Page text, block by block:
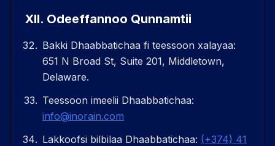
XII. Odeeffannoo Qunnamtii
Bakki Dhaabbatichaa fi teessoon xalayaa:
651 N Broad St, Suite 201, Middletown,
Delaware.
Teessoon imeelii Dhaabbatichaa:
info@inorain.com
Lakkoofsi bilbilaa Dhaabbatichaa: (+374) 41